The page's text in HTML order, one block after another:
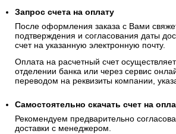
Запрос счета на оплату
После оформления заказа с Вами
подтверждения и согласования даты
счет на указанную электронную почту.
Оплата на расчетный счет
отделении банка или через сервис
переводом на реквизиты компании,
Самостоятельно скачать счет на
Рекомендуем предварительно
доставки с менеджером.